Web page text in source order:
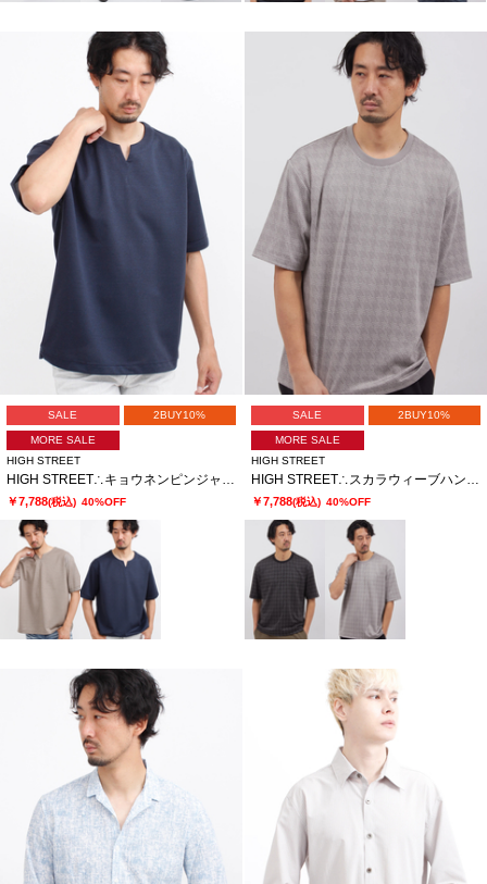
SALE 2BUY10%
MORE SALE
HIGH STREET
HIGH STREET∴キョウネンピンジャージハンソデBigキーネック
￥7,788(税込) 40%OFF
SALE 2BUY10%
MORE SALE
HIGH STREET
HIGH STREET∴スカラウィーブハンソデBigクルーネック
￥7,788(税込) 40%OFF